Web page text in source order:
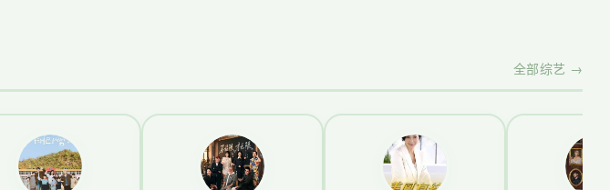
全部综艺 →